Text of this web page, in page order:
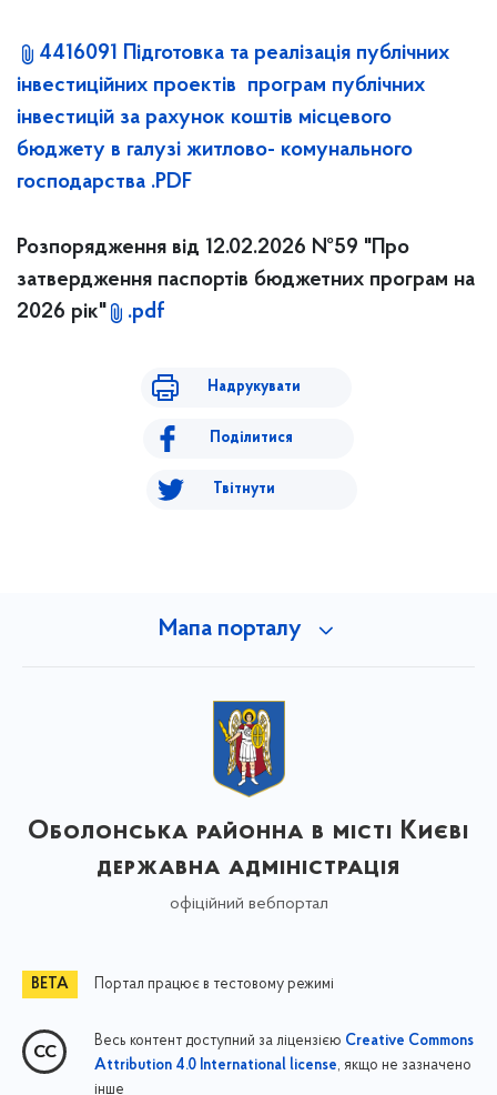
4416091 Підготовка та реалізація публічних
інвестиційних проектів програм публічних
інвестицій за рахунок коштів місцевого
бюджету в галузі житлово- комунального
господарства .PDF
Розпорядження від 12.02.2026 №59 "Про
затвердження паспортів бюджетних програм на
2026 рік"
.pdf
Надрукувати
Поділитися
Твітнути
Мапа порталу
Оболонська районна в місті Києві
державна адміністрація
офіційний вебпортал
Портал працює в тестовому режимі
Весь контент доступний за ліцензією Creative Commons
Attribution 4.0 International license, якщо не зазначено
інше